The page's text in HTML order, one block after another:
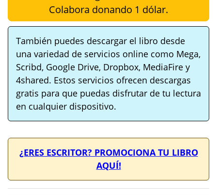
Colabora donando 1 dólar.
También puedes descargar el libro desde
una variedad de servicios online como Mega,
Scribd, Google Drive, Dropbox, MediaFire y
4shared. Estos servicios ofrecen descargas
gratis para que puedas disfrutar de tu lectura
en cualquier dispositivo.
¿ERES ESCRITOR? PROMOCIONA TU LIBRO
AQUÍ!